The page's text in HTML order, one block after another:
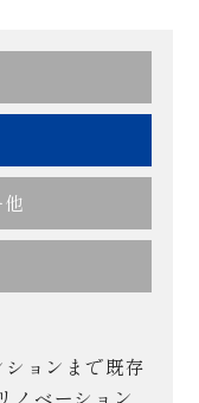
ョンまで既存
ノベーション